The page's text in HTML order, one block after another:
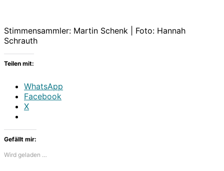
Stimmensammler: Martin Schenk | Foto: Hannah
Schrauth
Teilen mit:
WhatsApp
Facebook
X
Gefällt mir:
Wird geladen …